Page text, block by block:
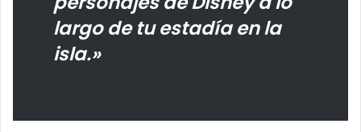
largo de tu estadía en la
isla.»